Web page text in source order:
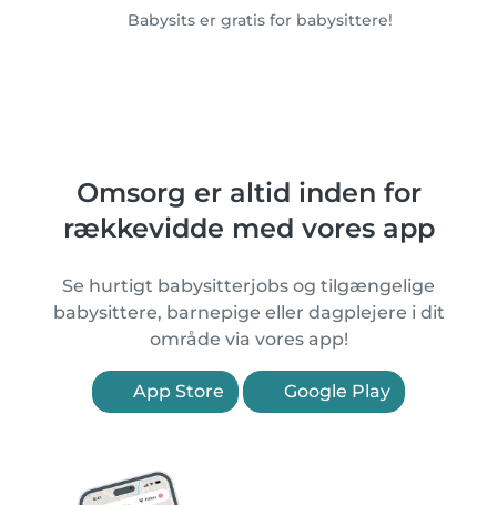
Babysits er gratis for babysittere!
Omsorg er altid inden for
rækkevidde med vores app
Se hurtigt babysitterjobs og tilgængelige
babysittere, barnepige eller dagplejere i dit
område via vores app!
App Store Google Play